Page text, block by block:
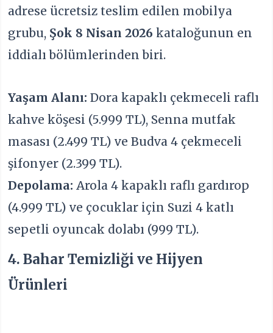
adrese ücretsiz teslim edilen mobilya
grubu, Şok 8 Nisan 2026 kataloğunun en
iddialı bölümlerinden biri.
Yaşam Alanı: Dora kapaklı çekmeceli raflı
kahve köşesi (5.999 TL), Senna mutfak
masası (2.499 TL) ve Budva 4 çekmeceli
şifonyer (2.399 TL).
Depolama: Arola 4 kapaklı raflı gardırop
(4.999 TL) ve çocuklar için Suzi 4 katlı
sepetli oyuncak dolabı (999 TL).
4. Bahar Temizliği ve Hijyen
Ürünleri